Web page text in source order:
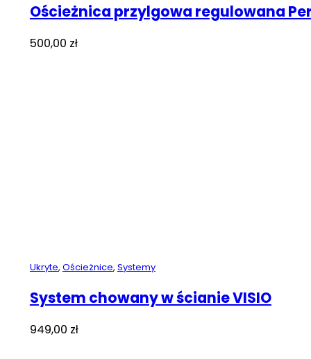
Ościeżnica przylgowa regulowana
500,00 zł
Ukryte, Ościeżnice, Systemy
System chowany w ścianie VISIO
949,00 zł